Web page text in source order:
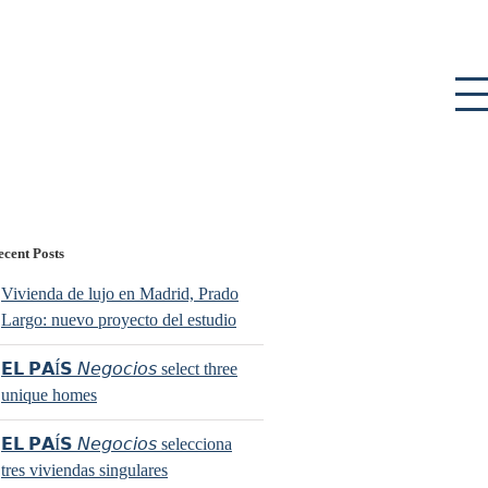
Posts
Vivienda de lujo en Madrid, Prado
Largo: nuevo proyecto del estudio
𝗘𝗟 𝗣𝗔Í𝗦 𝘕𝘦𝘨𝘰𝘤𝘪𝘰𝘴 select three
unique homes
𝗘𝗟 𝗣𝗔Í𝗦 𝘕𝘦𝘨𝘰𝘤𝘪𝘰𝘴 selecciona
tres viviendas singulares